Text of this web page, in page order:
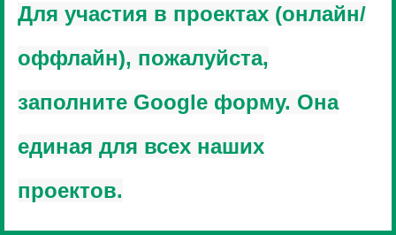
Для участия в проектах (онлайн/
оффлайн), пожалуйста,
заполните Google форму. Она
единая для всех наших
проектов.